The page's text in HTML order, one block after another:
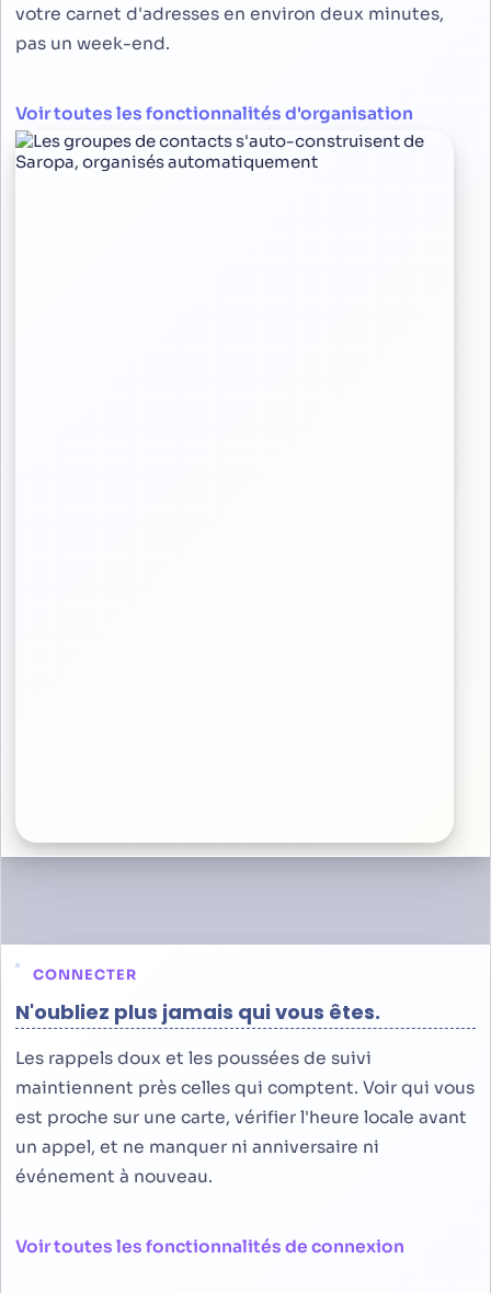
votre carnet d'adresses en environ deux minutes,
pas un week-end.
Voir toutes les fonctionnalités d'organisation
CONNECTER
N'oubliez plus jamais qui vous êtes.
Les rappels doux et les poussées de suivi
maintiennent près celles qui comptent. Voir qui vous
est proche sur une carte, vérifier l'heure locale avant
un appel, et ne manquer ni anniversaire ni
événement à nouveau.
Voir toutes les fonctionnalités de connexion